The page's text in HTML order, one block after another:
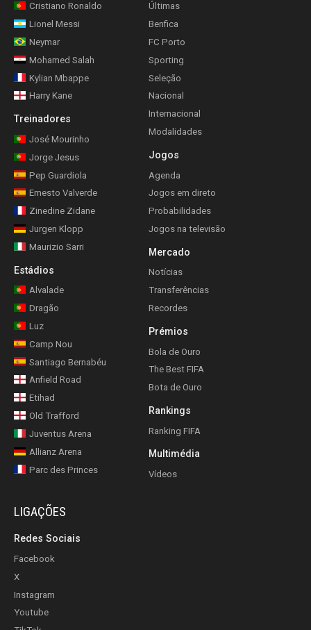
Cristiano Ronaldo
Lionel Messi
Neymar
Mohamed Salah
Kylian Mbappe
Harry Kane
Treinadores
José Mourinho
Jorge Jesus
Pep Guardiola
Ernesto Valverde
Zinedine Zidane
Jurgen Klopp
Maurizio Sarri
Estádios
Alvalade
Dragão
Luz
Camp Nou
Santiago Bernabéu
Anfield Road
Etihad
Old Trafford
Juventus Arena
Allianz Arena
Parc des Princes
Últimas
Benfica
FC Porto
Sporting
Seleção
Nacional
Internacional
Modalidades
Jogos
Agenda
Jogos em direto
Probabilidades
Jogos na televisão
Mercado
Notícias
Transferências
Recordes
Prémios
Bola de Ouro
The Best FIFA
Bota de Ouro
Rankings
Ranking FIFA
Multimédia
Vídeos
LIGAÇÕES
Redes Sociais
Facebook
X
Instagram
Youtube